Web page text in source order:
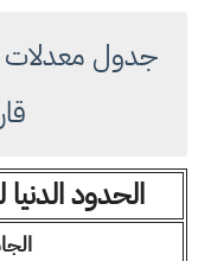
جدول معدلات
الحدود